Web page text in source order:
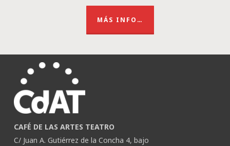
MÁS INFO…
CAFÉ DE LAS ARTES TEATRO
C/ Juan A. Gutiérrez de la Concha 4, bajo